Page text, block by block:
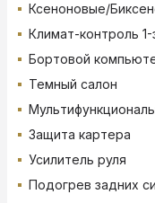
Ксеноновые/
Климат-контроль
Бортовой
Темный салон
Защита картера
Усилитель руля
Подогрев задних